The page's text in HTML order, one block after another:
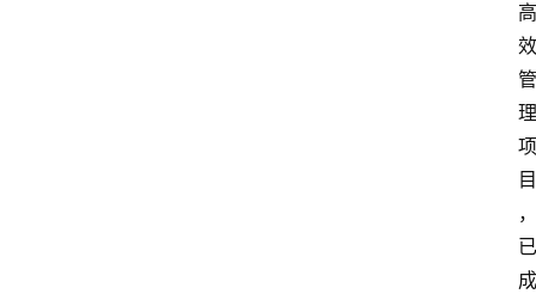
高
效
管
理
项
目
，
已
成